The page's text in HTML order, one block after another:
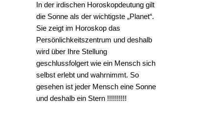
In der irdischen Horoskopdeutung gilt
die Sonne als der wichtigste „Planet“.
Sie zeigt im Horoskop das
Persönlichkeitszentrum und deshalb
wird über Ihre Stellung
geschlussfolgert wie ein Mensch sich
selbst erlebt und wahrnimmt. So
gesehen ist jeder Mensch eine Sonne
und deshalb ein Stern !!!!!!!!!!